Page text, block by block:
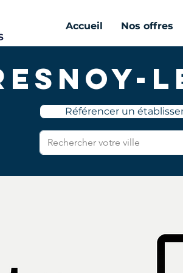
Accueil Nos offres
Référencer un